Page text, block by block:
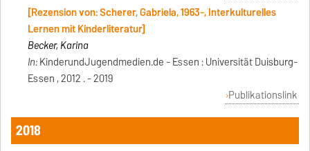
[Rezension von: Scherer, Gabriela, 1963-, Interkulturelles
Lernen mit Kinderliteratur]
Becker, Karina
In:KinderundJugendmedien.de - Essen : Universität Duisburg-
Essen , 2012 . - 2019
Publikationslink
2018